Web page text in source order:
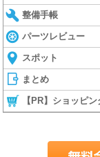
整備手帳
パーツレビュー
スポット
まとめ
【PR】ショッピン